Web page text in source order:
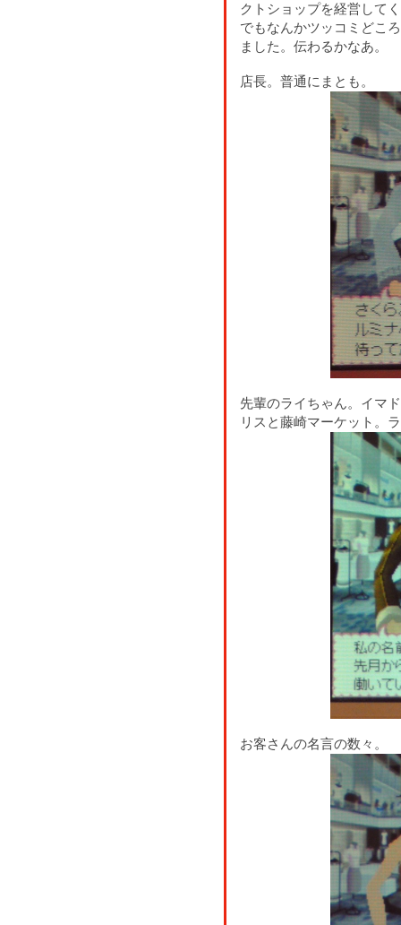
クトショップを経営して
でもなんかツッコミどこ
ました。伝わるかなあ。
店長。普通にまとも。
先輩のライちゃん。イマ
リスと藤崎マーケット。
お客さんの名言の数々。